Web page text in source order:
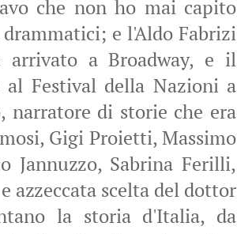
che non ho mai capito
e l'Aldo Fabrizi
arrivato a Broadway, e il
Festival della Nazioni a
narratore di storie che era
Gigi Proietti, Massimo
Jannuzzo, Sabrina Ferilli,
azzeccata scelta del dottor
la storia d'Italia, da